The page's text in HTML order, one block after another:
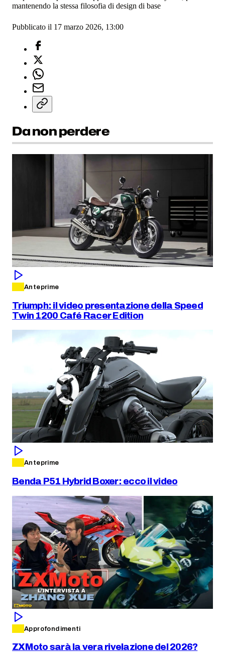
mantenendo la stessa filosofia di design di base
Pubblicato il 17 marzo 2026, 13:00
Da non perdere
Anteprime
Triumph: il video presentazione della Speed
Twin 1200 Café Racer Edition
Anteprime
Benda P51 Hybrid Boxer: ecco il video
Approfondimenti
ZXMoto sarà la vera rivelazione del 2026?